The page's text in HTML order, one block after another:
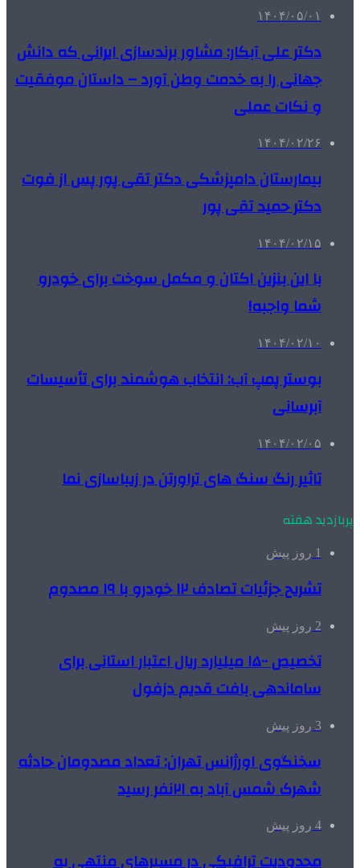
۱۴۰۴/۰۵/۰۱
دکتر علی آبکار: مشاور برندسازی ایرانی که دانش
جهانی را به خدمت وطن آورد – داستان موفقیت
و نکات عملی
۱۴۰۴/۰۲/۲۶
بیمارستان دامپزشکی دکتر تقی پور پس از فوت
دکتر حمید تقی پور
۱۴۰۴/۰۲/۱۵
با این بنزین اکتان و مکمل سوخت برای خودرو
شما واجبه!
۱۴۰۴/۰۲/۱۰
بوستر پمپ آب: انتخاب هوشمند برای تأسیسات
آبرسانی
۱۴۰۴/۰۲/۰۵
تاثیر رنگ سنگ های تراورتن در زیباسازی نما
پربازدید هفته
1 روز پیش
تشریح جزئیات تصادف ۱۲ خودرو با ۱۹ مصدوم
2 روز پیش
تخصیص ۱۵۰۰ میلیارد ریال اعتبار استانی برای
ساماندهی بافت قدیم دزفول
3 روز پیش
سخنگوی اورژانس تهران: تعداد مصدومان حادثه
شهرک شمس آباد به ۲۱نفر رسید
4 روز پیش
محدودیت ترافیکی در مسیرهای منتهی به